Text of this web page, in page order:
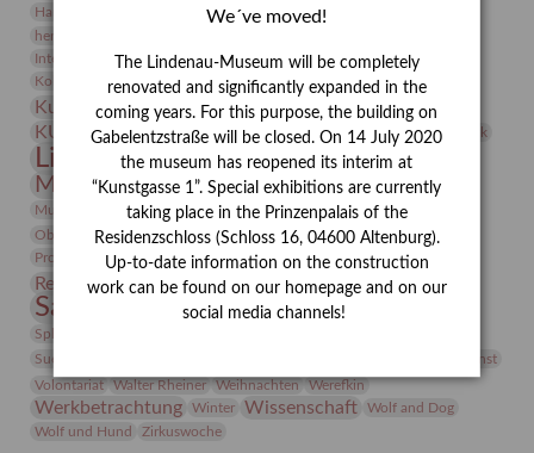
Hanns-Conon von der Gabelentz Heinrich Kirchhoff
herman de vries
Integriertes Schädlingsmanagement
Italien Jahresempfang
Jubiläum
Kolosseum
Kooperationsausstellung Korkmodelle Kunst
Kunstmuseum Kunstvermittlung Kunst von Kühl
KUNSTWAND Kurs Künstler Künstlerin Lehmbruck
Lindenau-Museum Marstall Messeakademie
Museumsgeschichte Museumsnacht
Museumspädagogik Mäzen Napoleon Natur
Neue Remise
Objekt im Fokus
Paul Klee Peter Schnürpel Phelloplastik
Pohlhof
Provenienz
Provenienzforschung
Restaurierung Restitution Rudi Lesser Ruth Wolf-Rehfeld
Sammlung Samstagszeichner Skulptur
Sphinx
Suermondt-Ludwig-Museum
Videokunst
Volontariat
Walter Rheiner Weihnachten Werefkin
Werkbetrachtung Winter Wissenschaft
Wolf and Dog
Wolf und Hund
Zirkuswoche
We´ve moved!
The Lindenau-Museum will be completely
renovated and significantly expanded in the
coming years. For this purpose, the building on
Gabelentzstraße will be closed. On 14 July 2020
the museum has reopened its interim at
“Kunstgasse 1”. Special exhibitions are currently
taking place in the Prinzenpalais of the
Residenzschloss (Schloss 16, 04600 Altenburg).
Up-to-date information on the construction
work can be found on our homepage and on our
social media channels!